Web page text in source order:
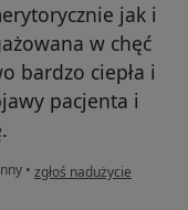
jak i
w chęć
bardzo ciepła i
pacjenta i
• w opinii użytkownika
zgłoś nadużycie